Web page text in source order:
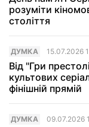
розуміти
століття
ДУМКА 15.07.2026
Від "Гри
культових
фінішній прямій
ДУМКА 09.07.2026